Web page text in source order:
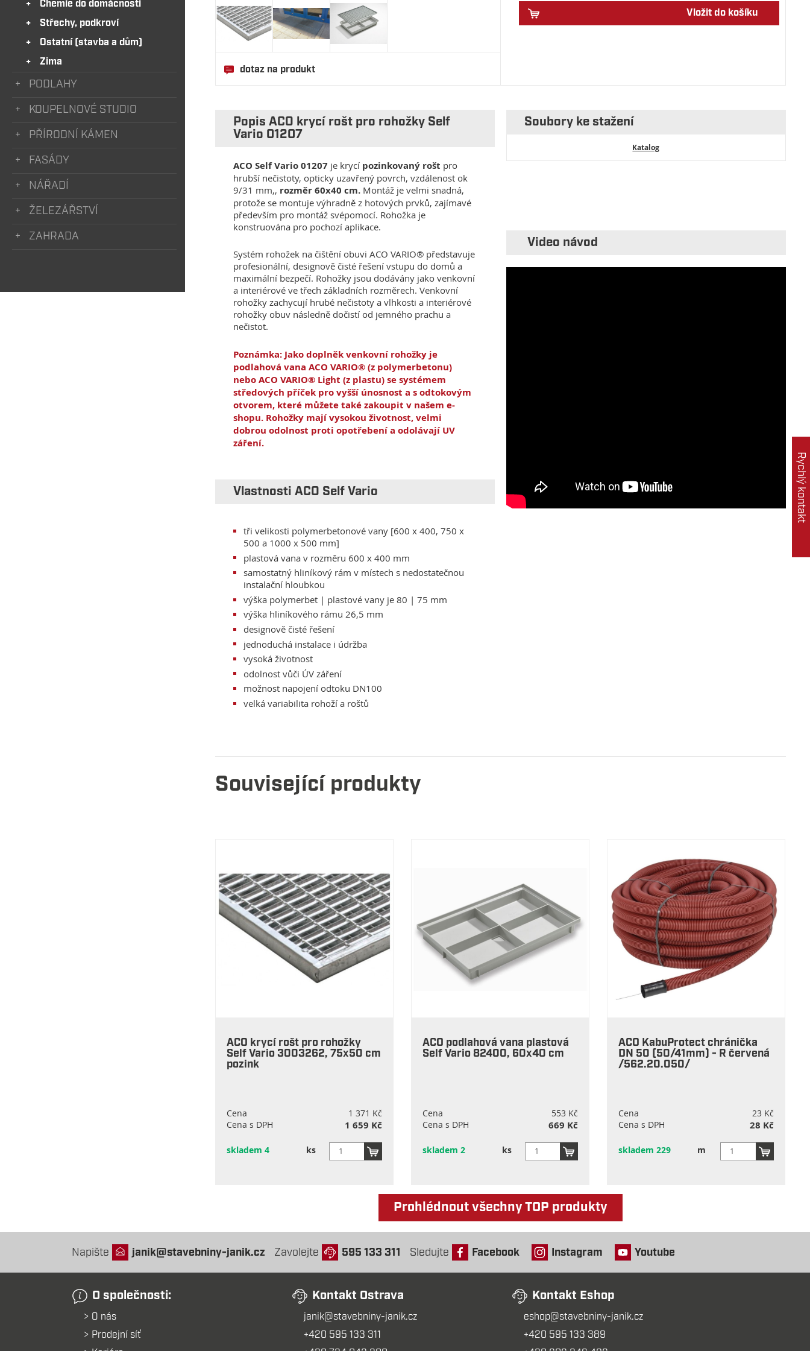
Chemie do domácnosti
Střechy, podkroví
Ostatní (stavba a dům)
Zima
PODLAHY
KOUPELNOVÉ STUDIO
PŘÍRODNÍ KÁMEN
FASÁDY
NÁŘADÍ
ŽELEZÁŘSTVÍ
ZAHRADA
dotaz na produkt
Vložit do košíku
Popis ACO krycí rošt pro rohožky Self
Vario 01207
ACO Self Vario 01207 je krycípozinkovaný rošt pro
hrubší nečistoty, opticky uzavřený povrch, vzdálenost ok
9/31 mm,, rozměr 60x40 cm. Montáž je velmi snadná,
protože se montuje výhradně z hotových prvků, zajímavé
především pro montáž svépomocí. Rohožka je
konstruována pro pochozí aplikace.
Systém rohožek na čištění obuvi ACO VARIO® představuje
profesionální, designově čisté řešení vstupu do domů a
maximální bezpečí. Rohožky jsou dodávány jako venkovní
a interiérové ve třech základních rozměrech. Venkovní
rohožky zachycují hrubé nečistoty a vlhkosti a interiérové
rohožky obuv následně dočistí od jemného prachu a
nečistot.
Poznámka: Jako doplněk venkovní rohožky je
podlahová vana ACO VARIO® (z polymerbetonu)
nebo ACO VARIO® Light (z plastu) se systémem
středových příček pro vyšší únosnost a s odtokovým
otvorem, které můžete také zakoupit v našem e-
shopu. Rohožky mají vysokou životnost, velmi
dobrou odolnost proti opotřebení a odolávají UV
záření.
Vlastnosti ACO Self Vario
tři velikosti polymerbetonové vany [600 x 400, 750 x
500 a 1000 x 500 mm]
plastová vana v rozměru 600 x 400 mm
samostatný hliníkový rám v místech s nedostatečnou
instalační hloubkou
výška polymerbet | plastové vany je 80 | 75 mm
výška hliníkového rámu 26,5 mm
designově čisté řešení
jednoduchá instalace i údržba
vysoká životnost
odolnost vůči ÚV záření
možnost napojení odtoku DN100
velká variabilita rohoží a roštů
Soubory ke stažení
Katalog
Video návod
Související produkty
ACO krycí rošt pro rohožky
Self Vario 3003262, 75x50 cm
pozink
Cena
1 371 Kč
Cena s DPH
1 659 Kč
skladem 4 ks
ACO podlahová vana plastová
Self Vario 82400, 60x40 cm
Cena
553 Kč
Cena s DPH
669 Kč
skladem 2 ks
ACO KabuProtect chránička
DN 50 (50/41mm) - R červená
/562.20.050/
Cena
23 Kč
Cena s DPH
28 Kč
skladem 229 m
Prohlédnout všechny TOP produkty
Napište janik@stavebniny-janik.cz Zavolejte 595 133 311 Sledujte Facebook Instagram Youtube
O společnosti:
O nás
Prodejní síť
Kontakt Ostrava
janik@stavebniny-janik.cz
+420 595 133 311
Kontakt Eshop
eshop@stavebniny-janik.cz
+420 595 133 389
Rychlý kontakt